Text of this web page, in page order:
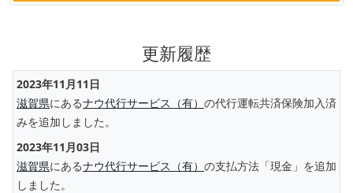
更新履歴
2023年11月11日
滋賀県にあるナウ代行サービス（有） の代行運転共済保険加入済
みを追加しました。
2023年11月03日
滋賀県にあるナウ代行サービス（有） の支払方法「現金」を追加
しました。